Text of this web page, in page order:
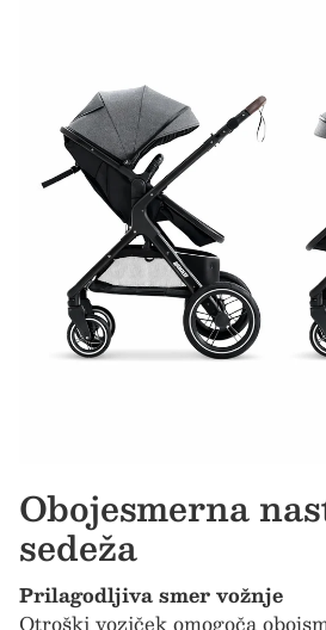
Obojesmerna
sedeža
Prilagodljiva smer vožnje